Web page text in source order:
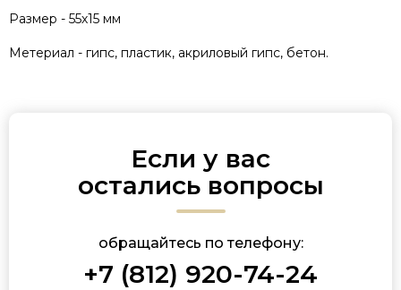
Размер - 55х15 мм
Метериал - гипс, пластик, акриловый гипс, бетон.
Если у вас
остались вопросы
обращайтесь по телефону:
+7 (812) 920-74-24